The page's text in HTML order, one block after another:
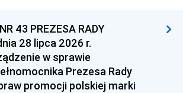
43 PREZESA RADY
28 lipca 2026 r.
w sprawie
Prezesa Rady
promocji polskiej marki